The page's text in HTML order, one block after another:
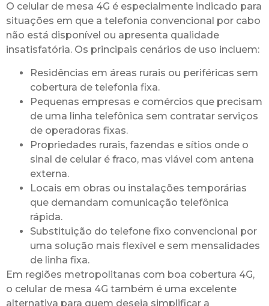
O celular de mesa 4G é especialmente indicado para
situações em que a telefonia convencional por cabo
não está disponível ou apresenta qualidade
insatisfatória. Os principais cenários de uso incluem:
Residências em áreas rurais ou periféricas sem
cobertura de telefonia fixa.
Pequenas empresas e comércios que precisam
de uma linha telefônica sem contratar serviços
de operadoras fixas.
Propriedades rurais, fazendas e sítios onde o
sinal de celular é fraco, mas viável com antena
externa.
Locais em obras ou instalações temporárias
que demandam comunicação telefônica
rápida.
Substituição do telefone fixo convencional por
uma solução mais flexível e sem mensalidades
de linha fixa.
Em regiões metropolitanas com boa cobertura 4G,
o celular de mesa 4G também é uma excelente
alternativa para quem deseja simplificar a